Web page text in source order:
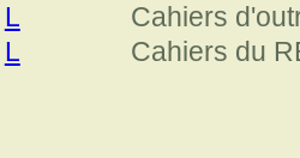
L
Cahiers
L
Cahiers du